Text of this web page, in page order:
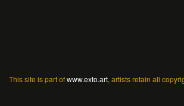
This site is part ofwww.exto.art, artists retain all